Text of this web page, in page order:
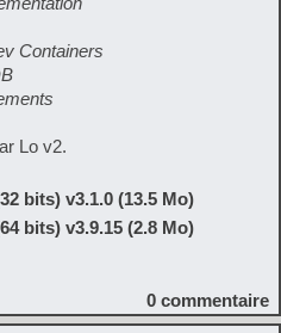
Containers
Lo v2.
bits) v3.1.0 (13.5 Mo)
bits) v3.9.15 (2.8 Mo)
0 commentaire